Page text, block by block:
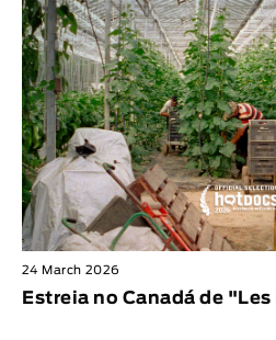
24 March 2026
Estreia no Canadá de